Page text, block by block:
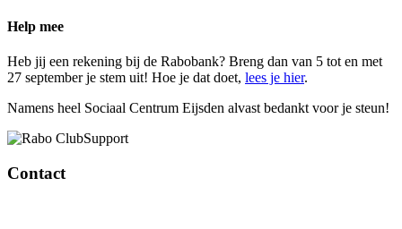
Help mee
Heb jij een rekening bij de Rabobank? Breng dan van 5 tot en met
27 september je stem uit! Hoe je dat doet, lees je hier.
Namens heel Sociaal Centrum Eijsden alvast bedankt voor je steun!
Contact